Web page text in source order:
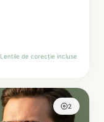
Lentile de corecție incluse
2